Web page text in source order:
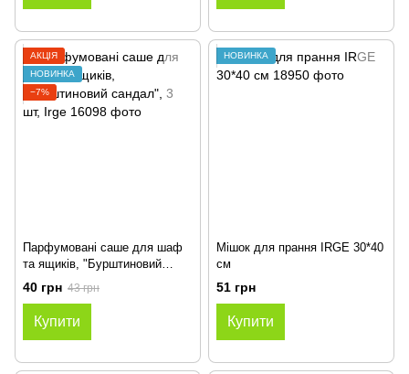
АКЦІЯ
НОВИНКА
−7%
Парфумовані саше для шаф
та ящиків, "Бурштиновий
сандал", 3 шт, Irge
40 грн 43 грн
Купити
НОВИНКА
Мішок для прання IRGE 30*40
см
51 грн
Купити